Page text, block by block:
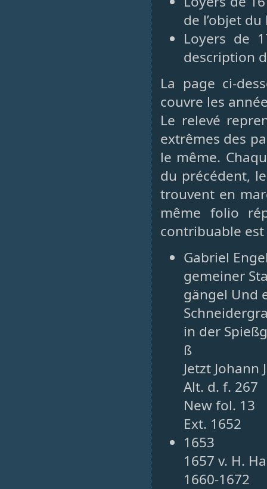
de l’objet
Loyers de
description
La page ci-
couvre les
Le relevé
extrêmes des
le même.
du précédent,
trouvent en
même folio
contribuable
Gabriel
gemeiner
gängel Und
in der
ß
Jetzt Johann
Alt. d. f. 267
New fol. 13
Ext. 1652
1653
1657 v. H.
1660-1672